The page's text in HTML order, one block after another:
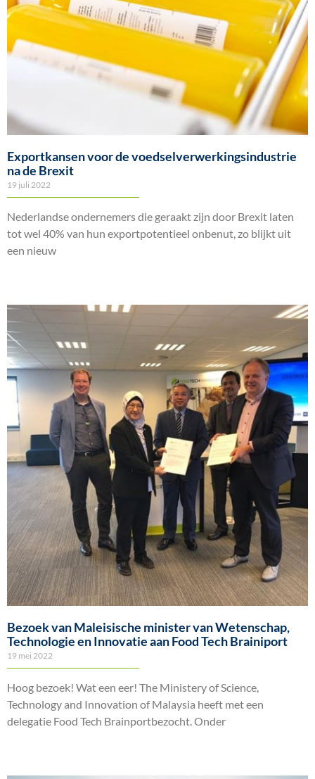
Exportkansen voor de voedselverwerkingsindustrie
na de Brexit
19 juli 2022
Nederlandse ondernemers die geraakt zijn door Brexit laten
tot wel 40% van hun exportpotentieel onbenut, zo blijkt uit
een nieuw
Bezoek van Maleisische minister van Wetenschap,
Technologie en Innovatie aan Food Tech Brainiport
19 mei 2022
Hoog bezoek! Wat een eer! The Ministery of Science,
Technology and Innovation of Malaysia heeft met een
delegatie Food Tech Brainportbezocht. Onder